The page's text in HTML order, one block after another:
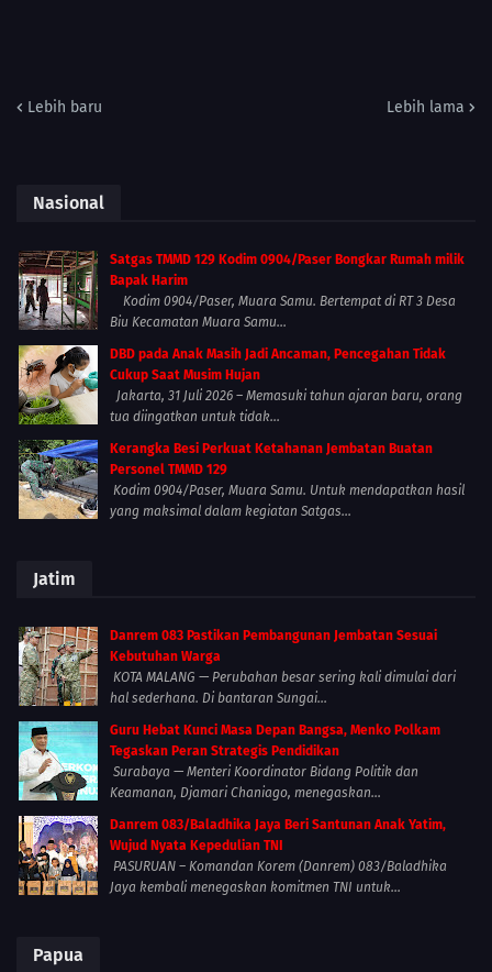
Lebih baru Lebih lama
Nasional
Satgas TMMD 129 Kodim 0904/Paser Bongkar Rumah milik
Bapak Harim
Kodim 0904/Paser, Muara Samu. Bertempat di RT 3 Desa
Biu Kecamatan Muara Samu...
DBD pada Anak Masih Jadi Ancaman, Pencegahan Tidak
Cukup Saat Musim Hujan
Jakarta, 31 Juli 2026 – Memasuki tahun ajaran baru, orang
tua diingatkan untuk tidak...
Kerangka Besi Perkuat Ketahanan Jembatan Buatan
Personel TMMD 129
Kodim 0904/Paser, Muara Samu. Untuk mendapatkan hasil
yang maksimal dalam kegiatan Satgas...
Jatim
Danrem 083 Pastikan Pembangunan Jembatan Sesuai
Kebutuhan Warga
KOTA MALANG — Perubahan besar sering kali dimulai dari
hal sederhana. Di bantaran Sungai...
Guru Hebat Kunci Masa Depan Bangsa, Menko Polkam
Tegaskan Peran Strategis Pendidikan
Surabaya — Menteri Koordinator Bidang Politik dan
Keamanan, Djamari Chaniago, menegaskan...
Danrem 083/Baladhika Jaya Beri Santunan Anak Yatim,
Wujud Nyata Kepedulian TNI
PASURUAN – Komandan Korem (Danrem) 083/Baladhika
Jaya kembali menegaskan komitmen TNI untuk...
Papua